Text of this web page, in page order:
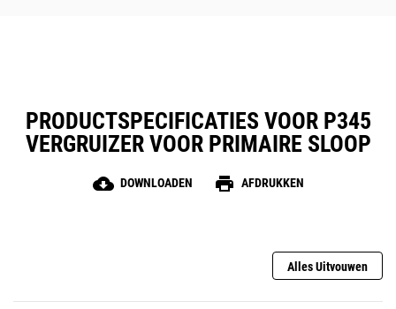
PRODUCTSPECIFICATIES VOOR P345
VERGRUIZER VOOR PRIMAIRE SLOOP
cloud_download DOWNLOADEN print AFDRUKKEN
Alles Uitvouwen